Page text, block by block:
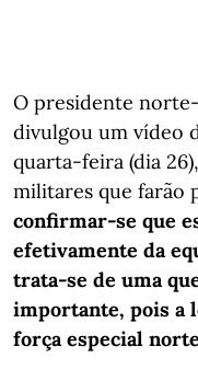
O presidente
divulgou um vídeo
quarta-feira (dia
militares que farão
confirmar-se que
efetivamente da
trata-se de uma
importante, pois a
força especial